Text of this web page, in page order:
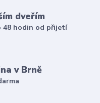
dveřím
48 hodin od přijetí
v Brně